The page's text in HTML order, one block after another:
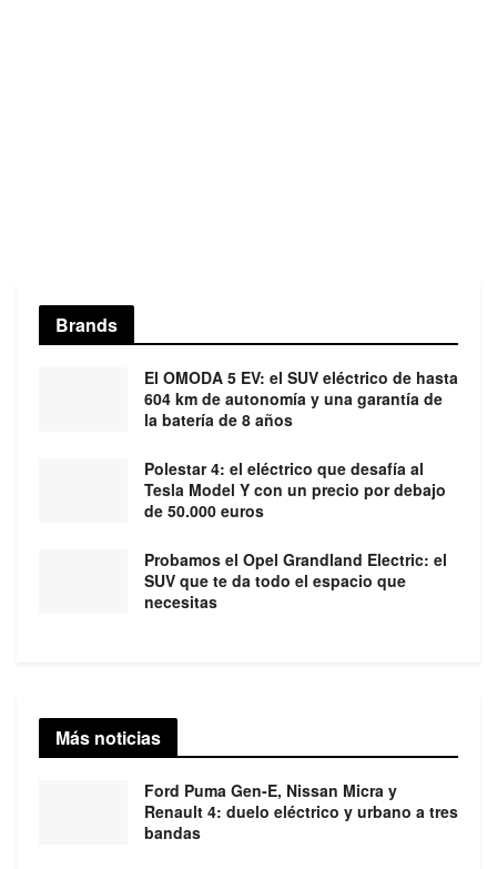
Brands
El OMODA 5 EV: el SUV eléctrico de hasta
604 km de autonomía y una garantía de
la batería de 8 años
Polestar 4: el eléctrico que desafía al
Tesla Model Y con un precio por debajo
de 50.000 euros
Probamos el Opel Grandland Electric: el
SUV que te da todo el espacio que
necesitas
Más noticias
Ford Puma Gen-E, Nissan Micra y
Renault 4: duelo eléctrico y urbano a tres
bandas